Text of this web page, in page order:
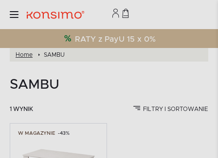
RATY z PayU 15 x 0%
Home SAMBU
SAMBU
1 WYNIK FILTRY I SORTOWANIE
W MAGAZYNIE -43%